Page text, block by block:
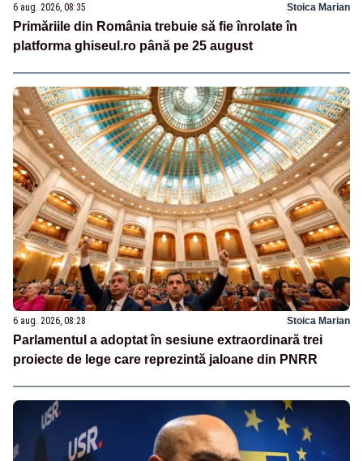
6 aug. 2026, 08:35 Stoica Marian
Primăriile din România trebuie să fie înrolate în
platforma ghiseul.ro până pe 25 august
6 aug. 2026, 08:28 Stoica Marian
Parlamentul a adoptat în sesiune extraordinară trei
proiecte de lege care reprezintă jaloane din PNRR